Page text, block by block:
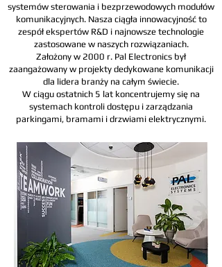
systemów sterowania i bezprzewodowych modułów
komunikacyjnych. Nasza ciągła innowacyjność to
zespół ekspertów R&D i najnowsze technologie
zastosowane w naszych rozwiązaniach.
Założony w 2000 r. Pal Electronics był
zaangażowany w projekty dedykowane komunikacji
dla lidera branży na całym świecie.
W ciągu ostatnich 5 lat koncentrujemy się na
systemach kontroli dostępu i zarządzania
parkingami, bramami i drzwiami elektrycznymi.